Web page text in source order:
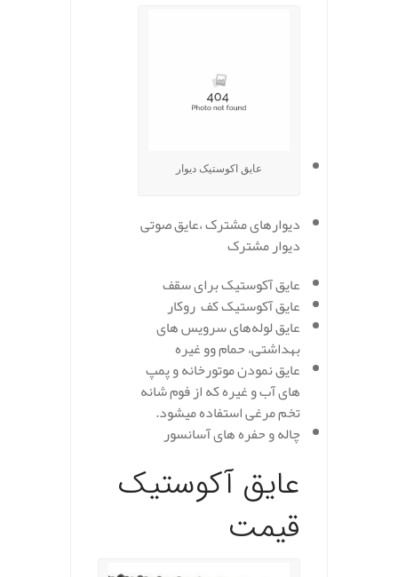
عایق اکوستیک دیوار
دیوارهای مشترک ،عایق صوتی
دیوار مشترک
عایق آکوستیک برای سقف
عایق آکوستیک کف روکار
عایق لوله‌های سرویس های
بهداشتی، حمام وو غیره
عایق نمودن موتورخانه و پمپ
های آب و غیره که از فوم شانه
تخم مرغی استفاده میشود.
چاله و حفره های آسانسور
عایق آکوستیک
قیمت